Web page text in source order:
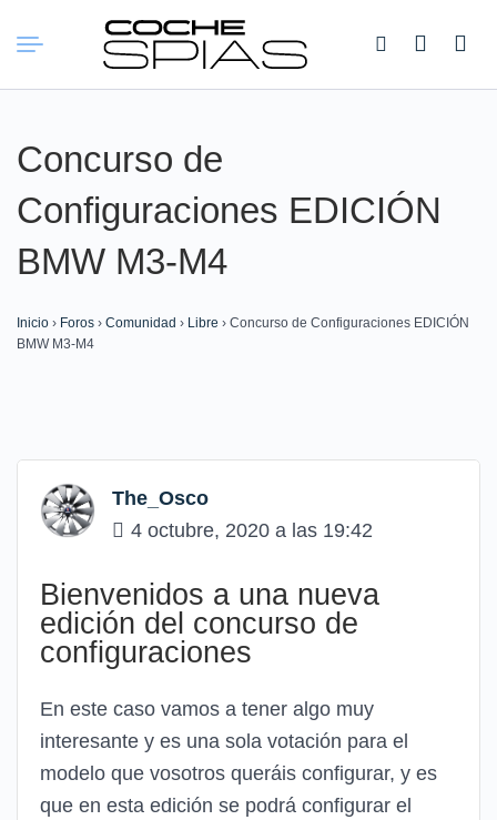
Buscar:
Concurso de
Configuraciones EDICIÓN
BMW M3-M4
Inicio › Foros › Comunidad › Libre › Concurso de Configuraciones EDICIÓN
BMW M3-M4
The_Osco
4 octubre, 2020 a las 19:42
Bienvenidos a una nueva
edición del concurso de
configuraciones
En este caso vamos a tener algo muy
interesante y es una sola votación para el
modelo que vosotros queráis configurar, y es
que en esta edición se podrá configurar el